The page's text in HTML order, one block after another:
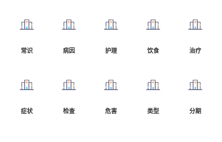
常识 病因 护理 饮食 治疗
症状 检查 危害 类型 分期